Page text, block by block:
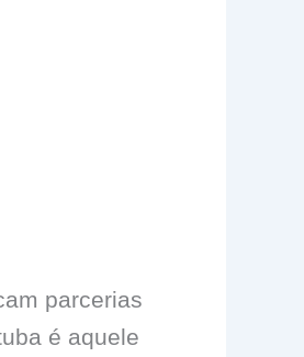
parcerias
é aquele